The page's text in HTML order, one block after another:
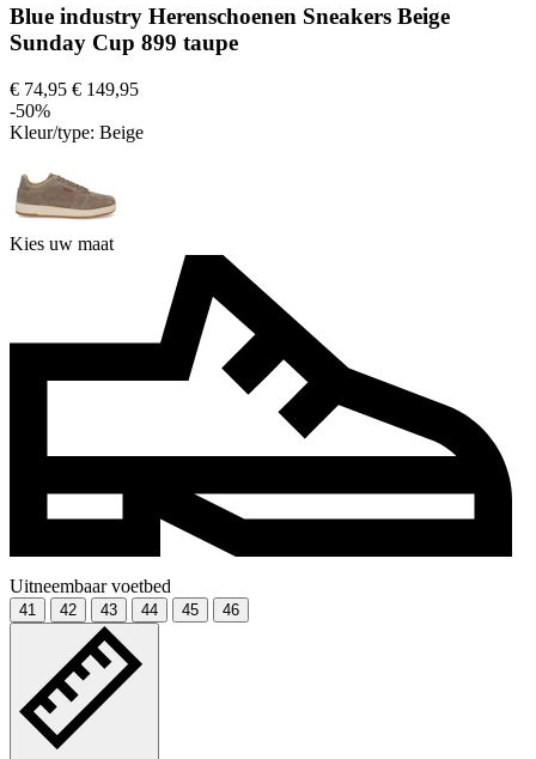
Blue industry Herenschoenen Sneakers Beige
Sunday Cup 899 taupe
€ 74,95 € 149,95
-50%
Kleur/type: Beige
Kies uw maat
Uitneembaar voetbed
41 42 43 44 45 46